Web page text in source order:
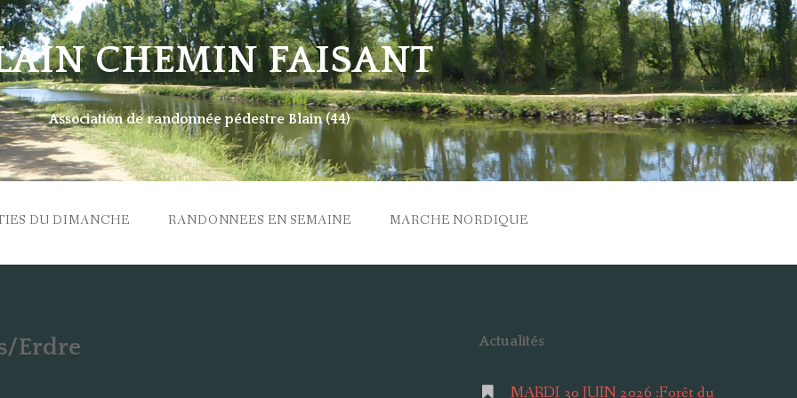
CHEMIN FAISANT
Association de randonnée pédestre Blain (44)
DU DIMANCHE RANDONNEES EN SEMAINE MARCHE NORDIQUE
Erdre Actualités
MARDI 30 JUIN 2026 :Forêt du